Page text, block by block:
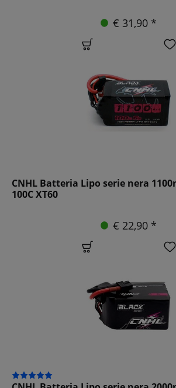
€ 31,90 *
CNHL Batteria Lipo serie nera
100C XT60
€ 22,90 *